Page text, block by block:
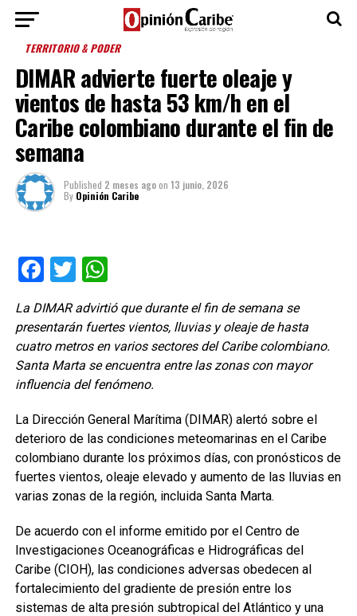
TERRITORIO & PODER
DIMAR advierte fuerte oleaje y
vientos de hasta 53 km/h en el
Caribe colombiano durante el fin de
semana
Published 2 meses agoon 13 junio, 2026
By Opinión Caribe
Facebook
TwitterWhatsApp
La DIMAR advirtió que durante el fin de semana se
presentarán fuertes vientos, lluvias y oleaje de hasta
cuatro metros en varios sectores del Caribe colombiano.
Santa Marta se encuentra entre las zonas con mayor
influencia del fenómeno.
La Dirección General Marítima (DIMAR) alertó sobre el
deterioro de las condiciones meteomarinas en el Caribe
colombiano durante los próximos días, con pronósticos de
fuertes vientos, oleaje elevado y aumento de las lluvias en
varias zonas de la región, incluida Santa Marta.
De acuerdo con el informe emitido por el Centro de
Investigaciones Oceanográficas e Hidrográficas del
Caribe (CIOH), las condiciones adversas obedecen al
fortalecimiento del gradiente de presión entre los
sistemas de alta presión subtropical del Atlántico y una